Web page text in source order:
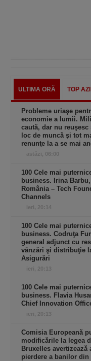
ULTIMA ORĂ TOP AZI
Probleme uriaşe
economie a lumii.
caută, dar nu reuşesc
loc de muncă şi tot
renunţe la a se mai
astăzi, 06:00
100 Cele mai
business. Irina
România – Tech
Channels
ieri, 20:14
100 Cele mai
business. Codruţa
general adjunct cu
vânzări şi distribuţie
Asigurări
ieri, 20:13
100 Cele mai
business. Flavia
Chief Innovation
ieri, 20:13
Comisia Europeană
modificările la legea
Bruxelles
pierdere a banilor din